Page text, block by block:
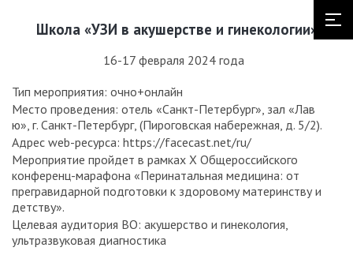
Школа «УЗИ в акушерстве и гинекологии»
16-17 февраля 2024 года
Тип мероприятия: очно+онлайн
Место проведения: отель «Санкт-Петербург», зал «Лав
ю», г. Санкт-Петербург, (Пироговская набережная, д. 5/2).
Адрес web-ресурса: https://facecast.net/ru/
Мероприятие пройдет в рамках X Общероссийского
конференц-марафона «Перинатальная медицина: от
прегравидарной подготовки к здоровому материнству и
детству».
Целевая аудитория ВО: акушерство и гинекология,
ультразвуковая диагностика